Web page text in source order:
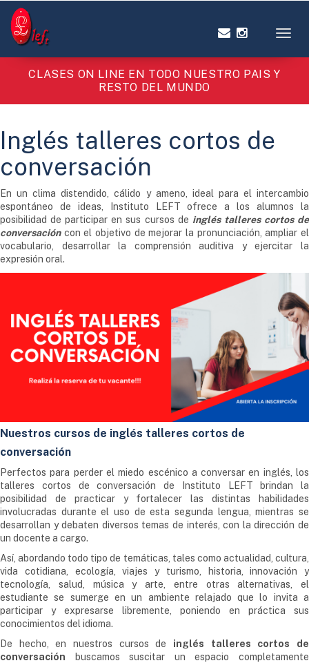
CLASES ON LINE EN TODO NUESTRO PAIS Y
RESTO DEL MUNDO
Inglés talleres cortos de
conversación
En un clima distendido, cálido y ameno, ideal para el intercambio
espontáneo de ideas, Instituto LEFT ofrece a los alumnos la
posibilidad de participar en sus cursos de inglés talleres cortos de
conversacióncon el objetivo de mejorar la pronunciación, ampliar el
vocabulario, desarrollar la comprensión auditiva y ejercitar la
expresión oral.
Nuestros cursos de inglés talleres cortos de
conversación
Perfectos para perder el miedo escénico a conversar en inglés, los
talleres cortos de conversación de Instituto LEFT brindan la
posibilidad de practicar y fortalecer las distintas habilidades
involucradas durante el uso de esta segunda lengua, mientras se
desarrollan y debaten diversos temas de interés, con la dirección de
un docente a cargo.
Así, abordando todo tipo de temáticas, tales como actualidad, cultura,
vida cotidiana, ecología, viajes y turismo, historia, innovación y
tecnología, salud, música y arte, entre otras alternativas, el
estudiante se sumerge en un ambiente relajado que lo invita a
participar y expresarse libremente, poniendo en práctica sus
conocimientos del idioma.
De hecho, en nuestros cursos de inglés talleres cortos de
conversación buscamos suscitar un espacio completamente